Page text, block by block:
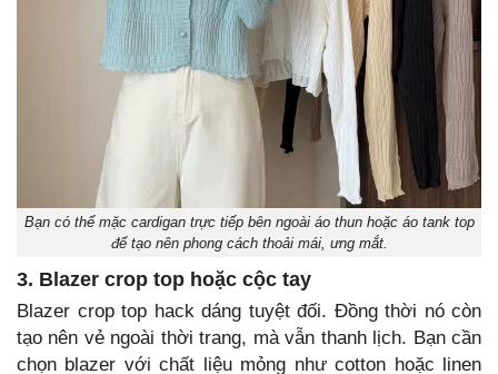
Bạn có thể mặc cardigan trực tiếp bên ngoài áo thun hoặc áo tank top
để tạo nên phong cách thoải mái, ưng mắt.
3. Blazer crop top hoặc cộc tay
Blazer crop top hack dáng tuyệt đối. Đồng thời nó còn
tạo nên vẻ ngoài thời trang, mà vẫn thanh lịch. Bạn cần
chọn blazer với chất liệu mỏng như cotton hoặc linen